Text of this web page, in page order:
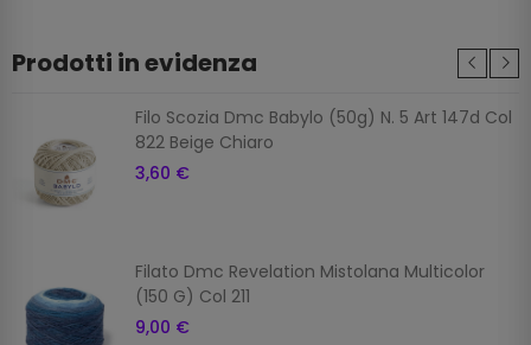
Prodotti in evidenza
Filo Scozia Dmc Babylo (50g) N. 5 Art 147d Col
822 Beige Chiaro
3,60 €
Filato Dmc Revelation Mistolana Multicolor
(150 G) Col 211
9,00 €